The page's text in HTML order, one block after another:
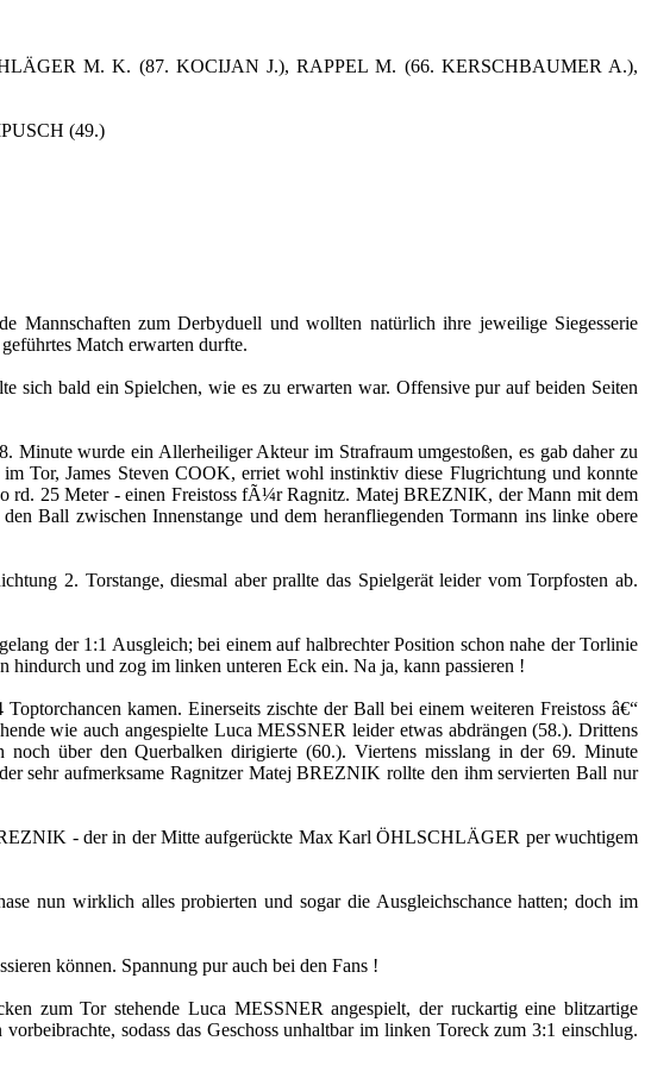
M. K. (87. KOCIJAN J.), RAPPEL M. (66. KERSCHBAUMER A.),
(49.)
Mannschaften zum Derbyduell und wollten natürlich ihre jeweilige Siegesserie
Match erwarten durfte.
sich bald ein Spielchen, wie es zu erwarten war. Offensive pur auf beiden Seiten
Minute wurde ein Allerheiliger Akteur im Strafraum umgestoßen, es gab daher zu
Tor, James Steven COOK, erriet wohl instinktiv diese Flugrichtung und konnte
rd. 25 Meter - einen Freistoss fÃ¼r Ragnitz. Matej BREZNIK, der Mann mit dem
Ball zwischen Innenstange und dem heranfliegenden Tormann ins linke obere
2. Torstange, diesmal aber prallte das Spielgerät leider vom Torpfosten ab.
der 1:1 Ausgleich; bei einem auf halbrechter Position schon nahe der Torlinie
hindurch und zog im linken unteren Eck ein. Na ja, kann passieren !
kamen. Einerseits zischte der Ball bei einem weiteren Freistoss â€“
wie auch angespielte Luca MESSNER leider etwas abdrängen (58.). Drittens
über den Querbalken dirigierte (60.). Viertens misslang in der 69. Minute
sehr aufmerksame Ragnitzer Matej BREZNIK rollte den ihm servierten Ball nur
- der in der Mitte aufgerückte Max Karl ÖHLSCHLÄGER per wuchtigem
nun wirklich alles probierten und sogar die Ausgleichschance hatten; doch im
können. Spannung pur auch bei den Fans !
zum Tor stehende Luca MESSNER angespielt, der ruckartig eine blitzartige
sodass das Geschoss unhaltbar im linken Toreck zum 3:1 einschlug.